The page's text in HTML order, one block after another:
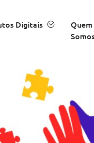
Digitais
Quem